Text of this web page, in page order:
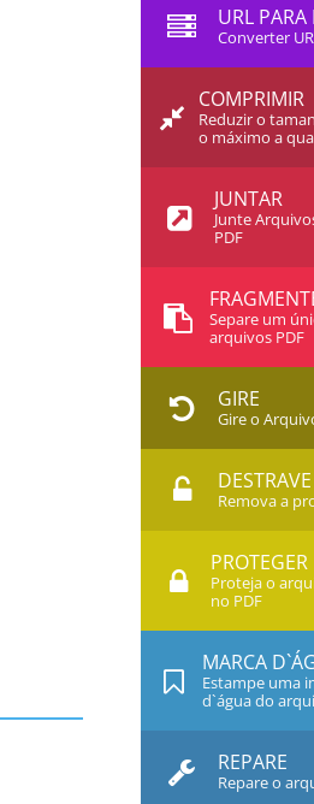
URL
Converter
COMPRIMIR
Reduzir o
o máximo a
JUNTAR
Junte
PDF
Separe um
arquivos PDF
GIRE
Gire o
DESTRAVE
Remova a
PROTEGER
Proteja o
no PDF
MARCA
Estampe uma
d`água do
REPARE
Repare o